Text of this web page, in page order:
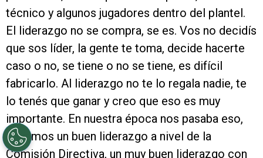
técnico y algunos jugadores dentro del plantel.
El liderazgo no se compra, se es. Vos no decidís
que sos líder, la gente te toma, decide hacerte
caso o no, se tiene o no se tiene, es difícil
fabricarlo. Al liderazgo no te lo regala nadie, te
lo tenés que ganar y creo que eso es muy
importante. En nuestra época nos pasaba eso,
teníamos un buen liderazgo a nivel de la
Comisión Directiva, un muy buen liderazgo con